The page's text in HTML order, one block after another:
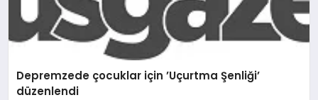
Depremzede çocuklar için ’Uçurtma Şenliği’
düzenlendi